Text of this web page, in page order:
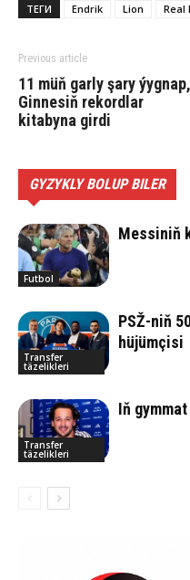
ТЕГИ Endrik Lion Real
Previous article
11 müň garly şary ýygnap,
Ginnesiň rekordlar
kitabyna girdi
GYZYKLY BOLUP BILER
Futbol
Messiniň
Transfer
täzelikleri
PSŽ-niň
hüjümçisi
Transfer
täzelikleri
Iň